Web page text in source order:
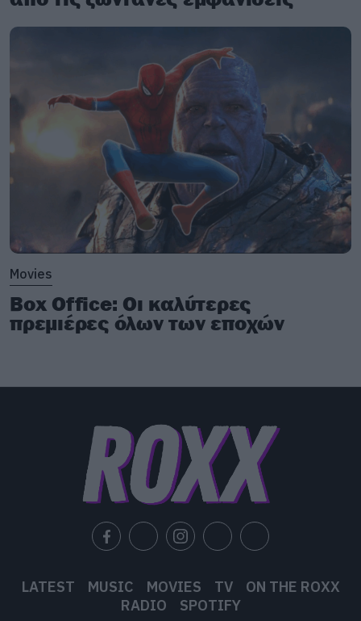
Movies
Box Office: Οι καλύτερες
πρεμιέρες όλων των εποχών
LATEST MUSIC MOVIES TV
ON THE ROXX
RADIO
SPOTIFY